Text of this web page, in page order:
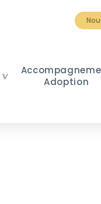
Adoption